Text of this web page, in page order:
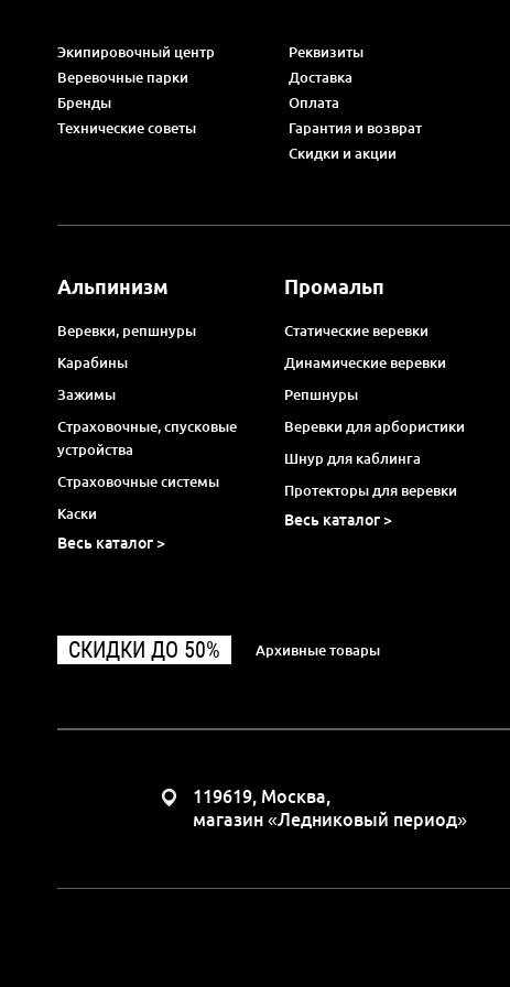
Экипировочный центр
Веревочные парки
Бренды
Технические советы
Реквизиты
Доставка
Оплата
Гарантия и возврат
Скидки и акции
Альпинизм
Веревки, репшнуры
Карабины
Зажимы
Страховочные, спусковые
устройства
Страховочные системы
Каски
Весь каталог >
Промальп
Статические веревки
Динамические веревки
Репшнуры
Веревки для арбористики
Шнур для каблинга
Протекторы для веревки
Весь каталог >
СКИДКИ ДО 50% Архивные товары
119619, Москва,
магазин «Ледниковый период»